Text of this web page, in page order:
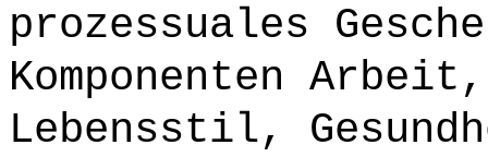
prozessuales
Komponenten
Lebensstil,